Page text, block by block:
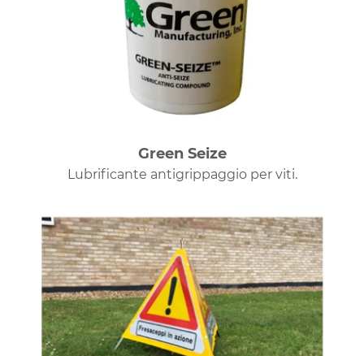
Green Seize
Lubrificante antigrippaggio per viti.